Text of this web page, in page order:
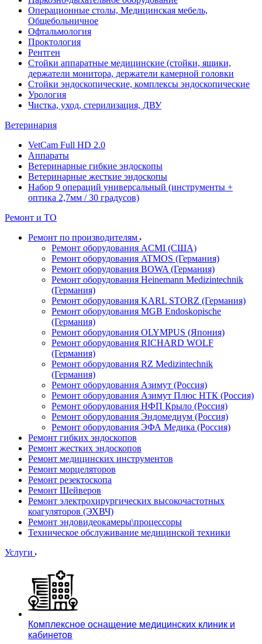
Операционные столы, Медицинская мебель,
Общебольничное
Офтальмология
Проктология
Рентген
Стойки аппаратные медицинские (стойки, ящики,
держатели монитора, держатели камерной головки
Стойки эндоскопические, комплексы эндоскопические
Урология
Чистка, уход, стерилизация, ДВУ
Ветеринария
VetCam Full HD 2.0
Аппараты
Ветеринарные гибкие эндоскопы
Ветеринарные жесткие эндоскопы
Набор 9 операций универсальный (инструменты +
оптика 2,7мм / 30 градусов)
Ремонт и ТО
Ремонт по производителям
Ремонт оборудования ACMI (США)
Ремонт оборудования ATMOS (Германия)
Ремонт оборудования BOWA (Германия)
Ремонт оборудования Heinemann Medizintechnik
(Германия)
Ремонт оборудования KARL STORZ (Германия)
Ремонт оборудования MGB Endoskopische
(Германия)
Ремонт оборудования OLYMPUS (Япония)
Ремонт оборудования RICHARD WOLF
(Германия)
Ремонт оборудования RZ Medizintechnik
(Германия)
Ремонт оборудования Азимут (Россия)
Ремонт оборудования Азимут Плюс НТК (Россия)
Ремонт оборудования НФП Крыло (Россия)
Ремонт оборудования Эндомедиум (Россия)
Ремонт оборудования ЭФА Медика (Россия)
Ремонт гибких эндоскопов
Ремонт жестких эндоскопов
Ремонт медицинских инструментов
Ремонт морцеляторов
Ремонт резектоскопа
Ремонт Шейверов
Ремонт электрохирургических высокочастотных
коагуляторов (ЭХВЧ)
Ремонт эндовидеокамеры\процессоры
Техническое обслуживание медицинской техники
Услуги
Комплексное оснащение медицинских клиник и
кабинетов